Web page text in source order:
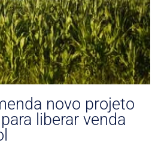
novo projeto
liberar venda